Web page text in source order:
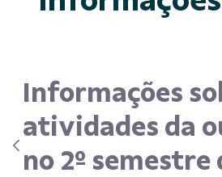
Informações
atividades da
no 2º semestre